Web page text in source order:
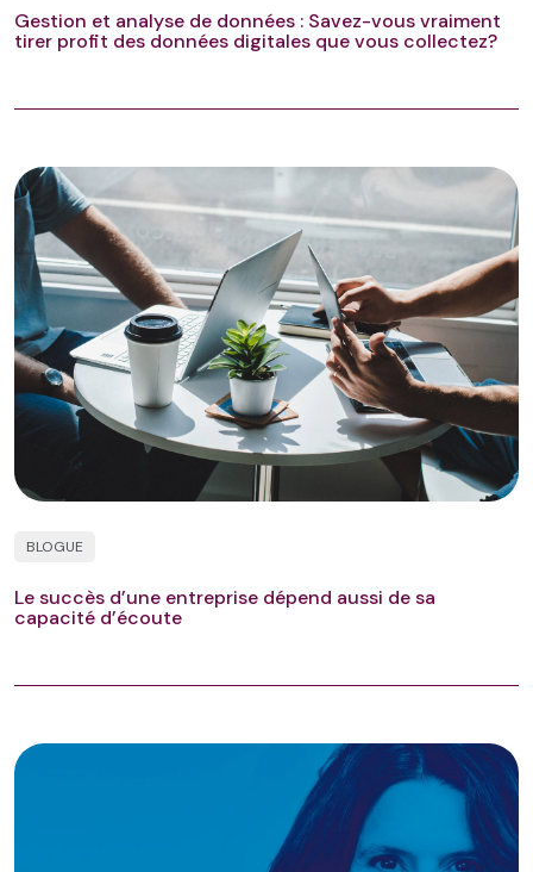
Gestion et analyse de données : Savez-vous vraiment
tirer profit des données digitales que vous collectez?
BLOGUE
Le succès d’une entreprise dépend aussi de sa
capacité d’écoute